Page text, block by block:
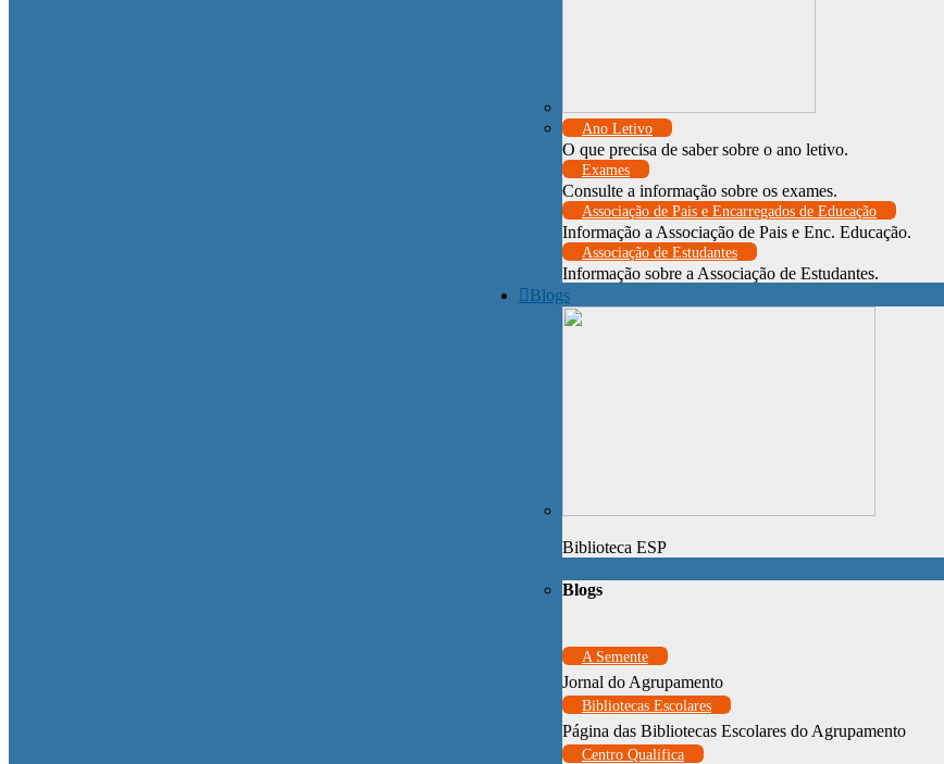
Ano Letivo
O que precisa de saber sobre o ano letivo.
Exames
Consulte a informação sobre os exames.
Associação de Pais e Encarregados de Educação
Informação a Associação de Pais e Enc. Educação.
Associação de Estudantes
Informação sobre a Associação de Estudantes.
Blogs
Biblioteca ESP
Blogs
A Semente
Jornal do Agrupamento
Bibliotecas Escolares
Página das Bibliotecas Escolares do Agrupamento
Centro Qualifica